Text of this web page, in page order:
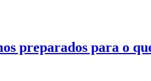
preparados para o